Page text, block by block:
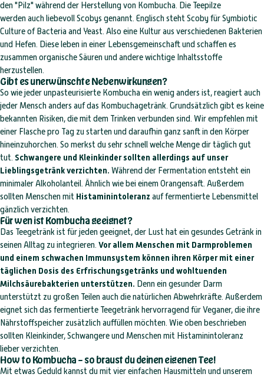
den "Pilz" während der Herstellung von Kombucha. Die Teepilze
werden auch liebevoll Scobys genannt. Englisch steht Scoby für Symbiotic
Culture of Bacteria and Yeast. Also eine Kultur aus verschiedenen Bakterien
und Hefen. Diese leben in einer Lebensgemeinschaft und schaffen es
zusammen organische Säuren und andere wichtige Inhaltsstoffe
herzustellen.
Gibt es unerwünschte Nebenwirkungen?
So wie jeder unpasteurisierte Kombucha ein wenig anders ist, reagiert auch
jeder Mensch anders auf das Kombuchagetränk. Grundsätzlich gibt es keine
bekannten Risiken, die mit dem Trinken verbunden sind. Wir empfehlen mit
einer Flasche pro Tag zu starten und daraufhin ganz sanft in den Körper
hineinzuhorchen. So merkst du sehr schnell welche Menge dir täglich gut
tut. Schwangere und Kleinkinder sollten allerdings auf unser
Lieblingsgetränk verzichten. Während der Fermentation entsteht ein
minimaler Alkoholanteil. Ähnlich wie bei einem Orangensaft. Außerdem
sollten Menschen mit Histaminintoleranz auf fermentierte Lebensmittel
gänzlich verzichten.
Für wen ist Kombucha geeignet?
Das Teegetränk ist für jeden geeignet, der Lust hat ein gesundes Getränk in
seinen Alltag zu integrieren. Vor allem Menschen mit Darmproblemen
und einem schwachen Immunsystem können ihren Körper mit einer
täglichen Dosis des Erfrischungsgetränks und wohltuenden
Milchsäurebakterien unterstützen. Denn ein gesunder Darm
unterstützt zu großen Teilen auch die natürlichen Abwehrkräfte. Außerdem
eignet sich das fermentierte Teegetränk hervorragend für Veganer, die ihre
Nährstoffspeicher zusätzlich auffüllen möchten. Wie oben beschrieben
sollten Kleinkinder, Schwangere und Menschen mit Histaminintoleranz
lieber verzichten.
How to Kombucha – so braust du deinen eigenen Tee!
Mit etwas Geduld kannst du mit vier einfachen Hausmitteln und unserem